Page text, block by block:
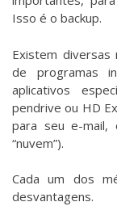
Isso é o backup.
Existem diversas
de programas
aplicativos
pendrive ou HD
para seu e-mail,
“nuvem”).
Cada um dos
desvantagens.